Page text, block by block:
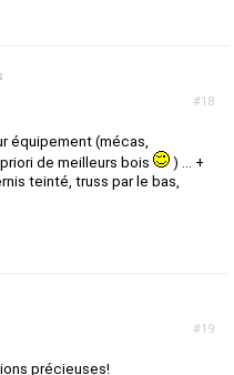
#18
équipement (mécas,
de meilleurs bois
) ... +
teinté, truss par le bas,
#19
précieuses!